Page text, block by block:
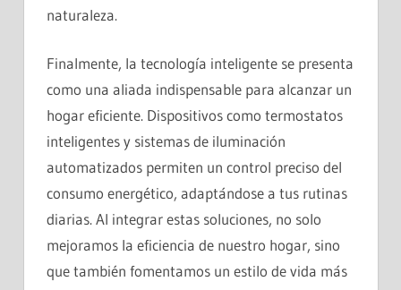
naturaleza.
Finalmente, la tecnología inteligente se presenta
como una aliada indispensable para alcanzar un
hogar eficiente. Dispositivos como termostatos
inteligentes y sistemas de iluminación
automatizados permiten un control preciso del
consumo energético, adaptándose a tus rutinas
diarias. Al integrar estas soluciones, no solo
mejoramos la eficiencia de nuestro hogar, sino
que también fomentamos un estilo de vida más